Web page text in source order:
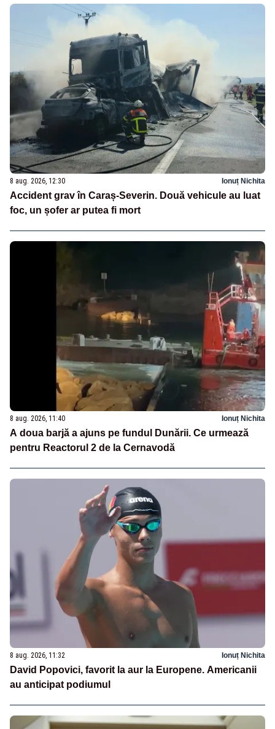
8 aug. 2026, 12:30 Ionuț Nichita
Accident grav în Caraș-Severin. Două vehicule au luat
foc, un șofer ar putea fi mort
8 aug. 2026, 11:40 Ionuț Nichita
A doua barjă a ajuns pe fundul Dunării. Ce urmează
pentru Reactorul 2 de la Cernavodă
8 aug. 2026, 11:32 Ionuț Nichita
David Popovici, favorit la aur la Europene. Americanii
au anticipat podiumul